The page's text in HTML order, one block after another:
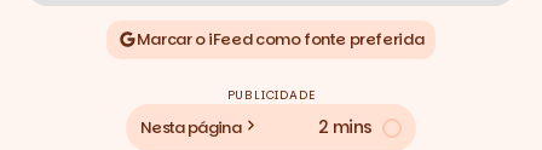
Marcar o iFeed como fonte preferida
PUBLICIDADE
Nesta página 2 mins